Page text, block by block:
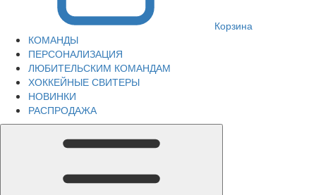
Корзина
КОМАНДЫ
ПЕРСОНАЛИЗАЦИЯ
ЛЮБИТЕЛЬСКИМ КОМАНДАМ
ХОККЕЙНЫЕ СВИТЕРЫ
НОВИНКИ
РАСПРОДАЖА